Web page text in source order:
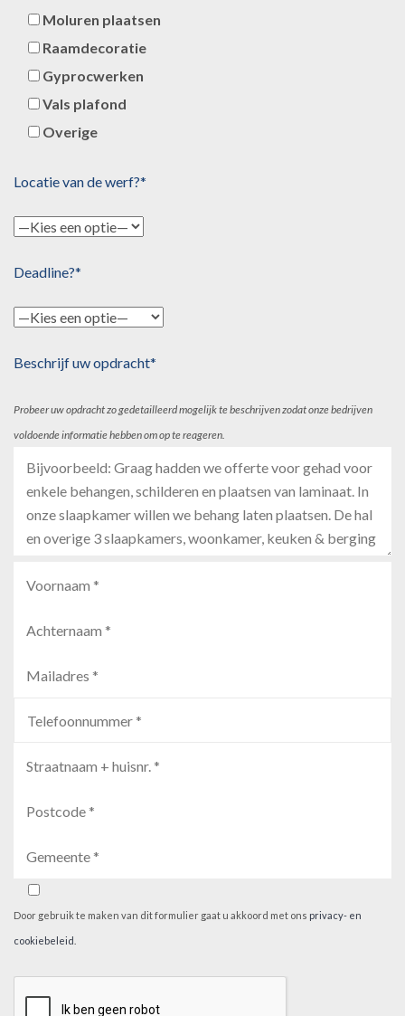
Moluren plaatsen
Raamdecoratie
Gyprocwerken
Vals plafond
Overige
Locatie van de werf?*
Deadline?*
Beschrijf uw opdracht*
Probeer uw opdracht zo gedetailleerd mogelijk te beschrijven zodat onze bedrijven
voldoende informatie hebben om op te reageren.
Door gebruik te maken van dit formulier gaat u akkoord met ons privacy- en
cookiebeleid